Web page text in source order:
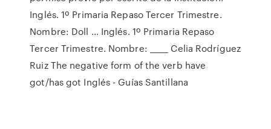
Inglés. 1º Primaria Repaso Tercer Trimestre.
Nombre: Doll ... Inglés. 1º Primaria Repaso
Tercer Trimestre. Nombre: _____ Celia Rodríguez
Ruiz The negative form of the verb have
got/has got Inglés - Guías Santillana